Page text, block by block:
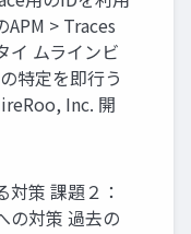
> Traces
イ ムラインビ
特定を即行う
Inc. 開
策 課題２：
の対策 過去の